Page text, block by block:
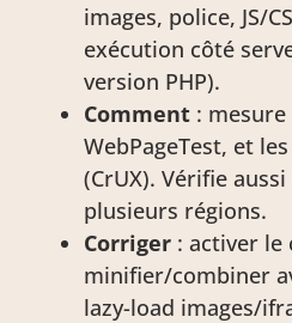
images, police, JS/
exécution côté
version PHP).
Comment : mesure
WebPageTest, et
(CrUX). Vérifie aussi
plusieurs régions.
Corriger : activer le
minifier/combiner
lazy-load images/